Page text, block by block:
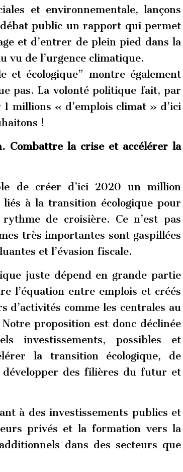
et environnementale, lançons
public un rapport qui permet
et d’entrer de plein pied dans la
vu de l’urgence climatique.
et écologique” montre également
pas. La volonté politique fait, par
millions « d’emplois climat » d’ici
!
Combattre la crise et accélérer la
de créer d’ici 2020 un million
liés à la transition écologique pour
de croisière. Ce n’est pas
très importantes sont gaspillées
et l’évasion fiscale.
juste dépend en grande partie
l’équation entre emplois et créés
d’activités comme les centrales au
proposition est donc déclinée
investissements, possibles et
la transition écologique, de
des filières du futur et
à des investissements publics et
privés et la formation vers la
dans des secteurs que